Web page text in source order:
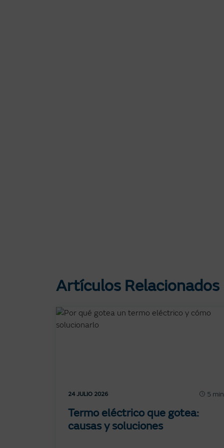
Artículos Relacionados
24 JULIO 2026 5 min
Termo eléctrico que gotea:
causas y soluciones